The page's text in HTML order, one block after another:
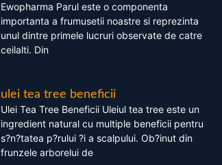
Ewopharma Parul este o componenta
importanta a frumusetii noastre si reprezinta
unul dintre primele lucruri observate de catre
ceilalti. Din
ulei tea tree beneficii
Ulei Tea Tree Beneficii Uleiul tea tree este un
ingredient natural cu multiple beneficii pentru
s?n?tatea p?rului ?i a scalpului. Ob?inut din
frunzele arborelui de